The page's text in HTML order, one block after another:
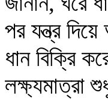
পর যন্ত্র
ধান বিক্রি
লক্ষ্যমাত্রা